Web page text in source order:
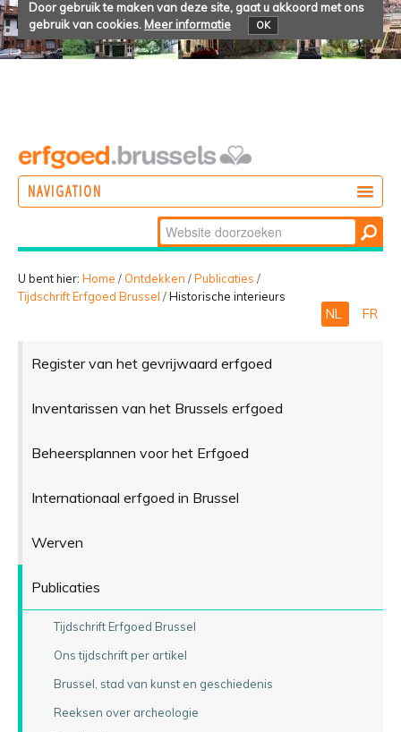
Door gebruik te maken van deze site, gaat u akkoord met ons
gebruik van cookies. Meer informatie OK
NAVIGATION
BELEVEN
Zoek
Geavanceerd
zoeken...
U bent hier: Home / Ontdekken /Publicaties /
Tijdschrift Erfgoed Brussel /Historische interieurs
NL FR
Register van het gevrijwaard erfgoed
Inventarissen van het Brussels erfgoed
Beheersplannen voor het Erfgoed
Internationaal erfgoed in Brussel
Werven
Publicaties
Tijdschrift Erfgoed Brussel
Ons tijdschrift per artikel
Brussel, stad van kunst en geschiedenis
Reeksen over archeologie